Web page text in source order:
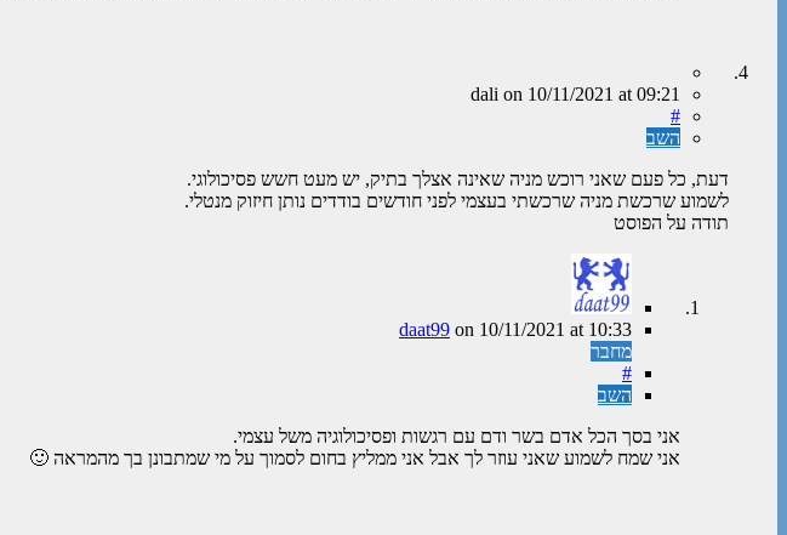
dali on 10/11/2021 at 09:21
#
השב
דעת, כל פעם שאני רוכש מניה שאינה אצלך בתיק, יש מעט חשש פסיכולוגי.
לשמוע שרכשת מניה שרכשתי בעצמי לפני חודשים בודדים נותן חיזוק מנטלי.
תודה על הפוסט
daat99 on 10/11/2021 at 10:33
מחבר
#
השב
אני בסך הכל אדם בשר ודם עם רגשות ופסיכולוגיה משל עצמי.
אני שמח לשמוע שאני עוזר לך אבל אני ממליץ בחום לסמוך על מי שמתבונן בך מהמראה 🙂